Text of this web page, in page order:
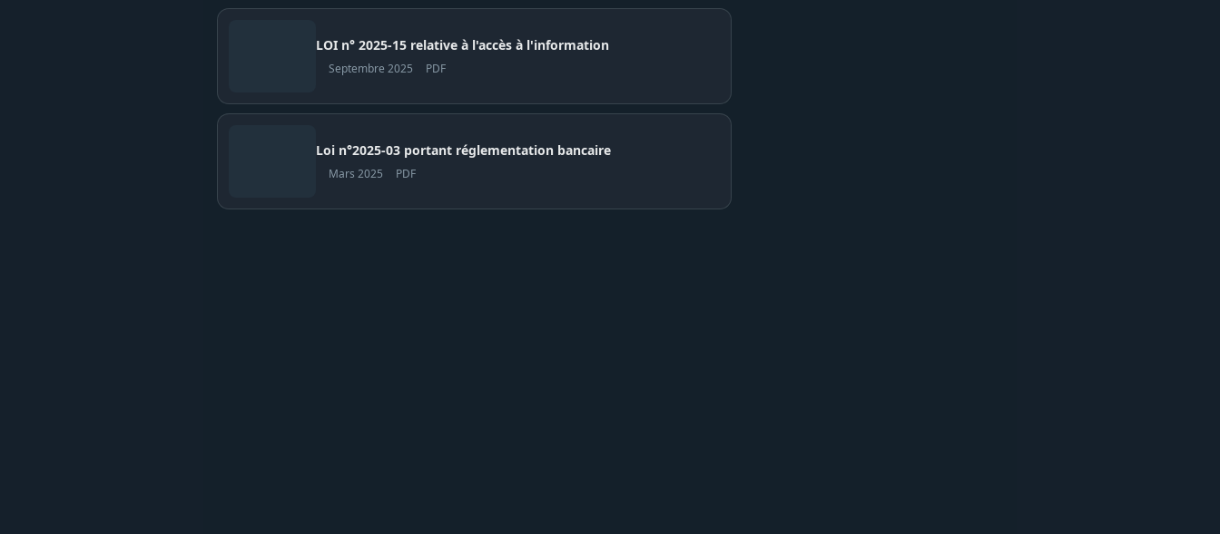
LOI n° 2025-15 relative à l'accès à l'information
Septembre 2025 PDF
Loi n°2025-03 portant réglementation bancaire
Mars 2025 PDF